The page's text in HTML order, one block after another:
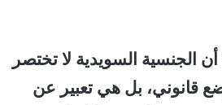
الجنسية السويدية لا تختصر
قانوني، بل هي تعبير عن